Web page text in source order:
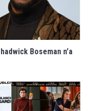
Boseman n’a